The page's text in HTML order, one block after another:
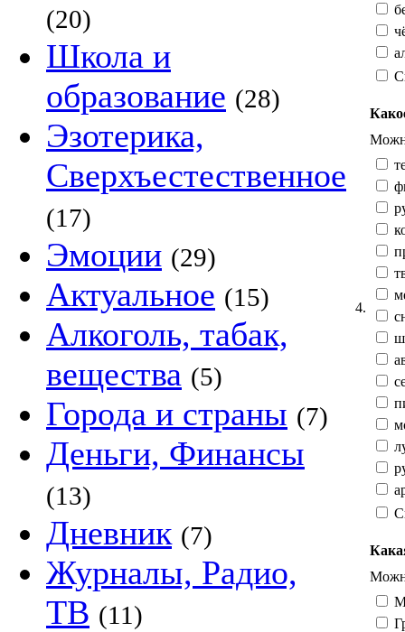
(20)
Школа и
образование (28)
Эзотерика,
Сверхъестественное
(17)
Эмоции (29)
Актуальное (15)
Алкоголь, табак,
вещества (5)
Города и страны (7)
Деньги, Финансы
(13)
Дневник (7)
Журналы, Радио,
ТВ (11)
4.